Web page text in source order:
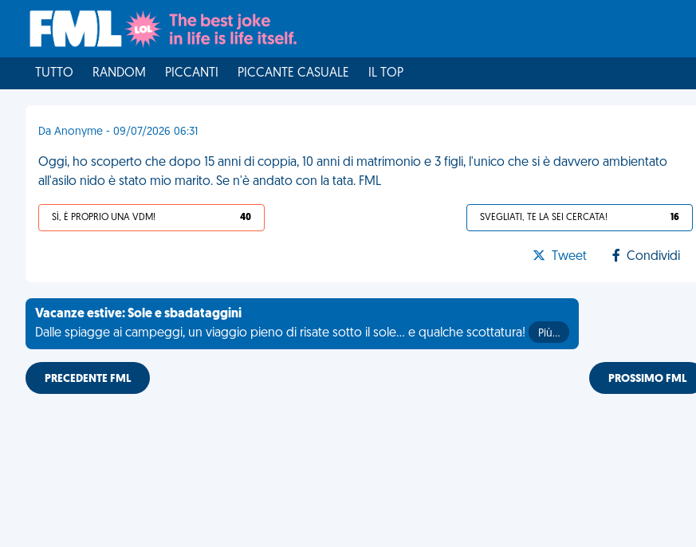
TUTTO RANDOM PICCANTI PICCANTE CASUALE IL TOP
Da Anonyme - 09/07/2026 06:31
Oggi, ho scoperto che dopo 15 anni di coppia, 10 anni di matrimonio e 3 figli, l'unico che si è davvero ambientato
all'asilo nido è stato mio marito. Se n'è andato con la tata. FML
SÌ, È PROPRIO UNA VDM! 40 SVEGLIATI, TE LA SEI CERCATA! 16
Tweet Condividi
Vacanze estive: Sole e sbadataggini
Dalle spiagge ai campeggi, un viaggio pieno di risate sotto il sole... e qualche scottatura!
Più…
PRECEDENTE FML PROSSIMO FML